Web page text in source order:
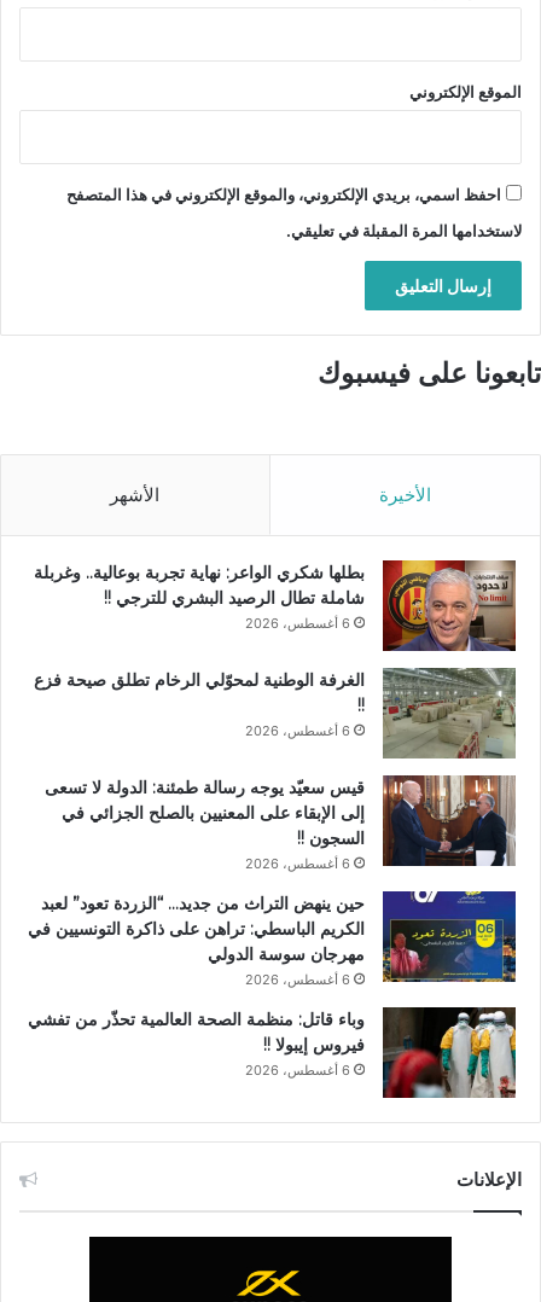
الموقع الإلكتروني
احفظ اسمي، بريدي الإلكتروني، والموقع الإلكتروني في هذا المتصفح
لاستخدامها المرة المقبلة في تعليقي.
تابعونا على فيسبوك
الأخيرة الأشهر
بطلها شكري الواعر: نهاية تجربة بوعالية.. وغربلة
شاملة تطال الرصيد البشري للترجي !!
6 أغسطس، 2026
الغرفة الوطنية لمحوّلي الرخام تطلق صيحة فزع
!!
6 أغسطس، 2026
قيس سعيّد يوجه رسالة طمئنة: الدولة لا تسعى
إلى الإبقاء على المعنيين بالصلح الجزائي في
السجون !!
6 أغسطس، 2026
حين ينهض التراث من جديد… “الزردة تعود” لعبد
الكريم الباسطي: تراهن على ذاكرة التونسيين في
مهرجان سوسة الدولي
6 أغسطس، 2026
وباء قاتل: منظمة الصحة العالمية تحذّر من تفشي
فيروس إيبولا !!
6 أغسطس، 2026
الإعلانات